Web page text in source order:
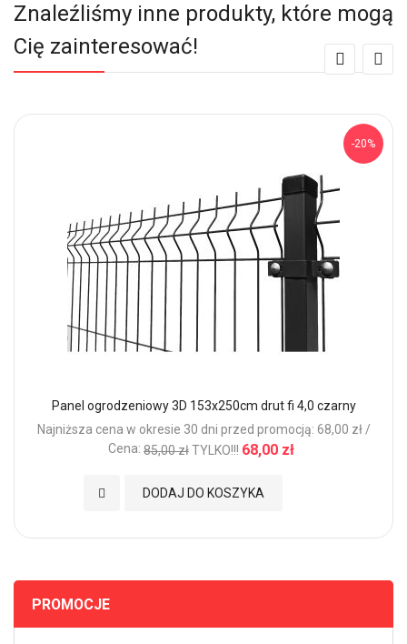
Znaleźliśmy inne produkty, które mogą
Cię zainteresować!
-20%
Panel ogrodzeniowy 3D 153x250cm drut fi 4,0 czarny
Najniższa cena w okresie 30 dni przed promocją: 68,00 zł /
Cena: 85,00 złTYLKO!!! 68,00 zł
DODAJ DO KOSZYKA
Dodaj do Ulubionych
PROMOCJE